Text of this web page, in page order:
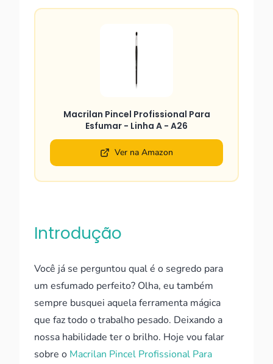
Macrilan Pincel Profissional Para
Esfumar - Linha A - A26
Ver na Amazon
Introdução
Você já se perguntou qual é o segredo para
um esfumado perfeito? Olha, eu também
sempre busquei aquela ferramenta mágica
que faz todo o trabalho pesado. Deixando a
nossa habilidade ter o brilho. Hoje vou falar
sobre o Macrilan Pincel Profissional Para